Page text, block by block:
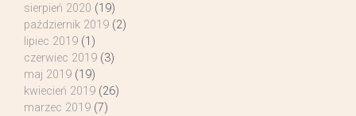
sierpień 2020 (19)
październik 2019 (2)
lipiec 2019 (1)
czerwiec 2019 (3)
maj 2019 (19)
kwiecień 2019 (26)
marzec 2019 (7)